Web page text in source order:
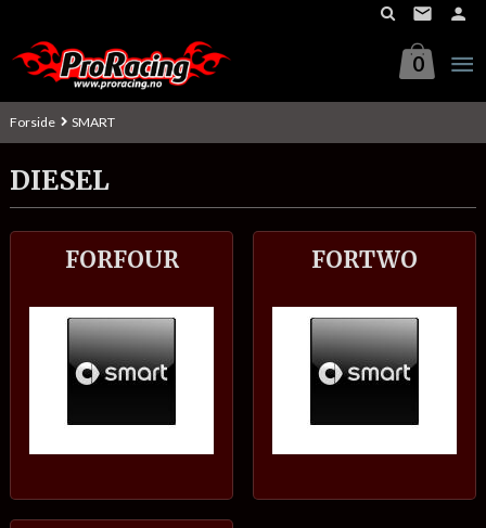
innholdet
0
Forside SMART
DIESEL
FORFOUR FORTWO